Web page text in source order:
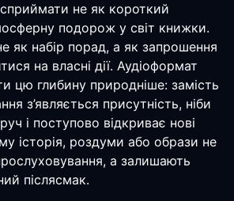
не як короткий
подорож у світ книжки.
як набір порад, а як запрошення
на власні дії. Аудіоформат
цю глибину природніше: замість
з’являється присутність, ніби
і поступово відкриває нові
історія, роздуми або образи не
а залишають
післясмак.